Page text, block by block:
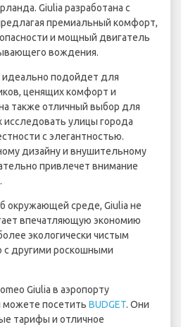
Giulia разработана с
премиальный комфорт,
и мощный двигатель
вождения.
подойдет для
ценящих комфорт и
также отличный выбор для
улицы города
с элегантностью.
дизайну и внушительному
привлечет внимание
окружающей среде, Giulia не
впечатляющую экономию
экологически чистым
с другими роскошными
Giulia в аэропорту
можете посетить BUDGET. Они
тарифы и отличное